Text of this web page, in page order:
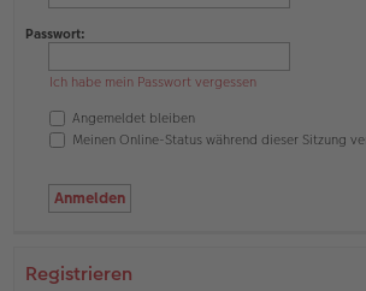
Passwort:
Ich habe mein Passwort vergessen
Angemeldet bleiben
Meinen Online-Status während dieser Sitzung
Registrieren